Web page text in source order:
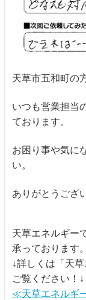
天草市五和町の
いつも営業担当
ております。
お困り事や気に
い。
ありがとうござ
天草エネルギー
承っております。
↓詳しくは「天
ご覧ください！↓
≪天草エネルギ